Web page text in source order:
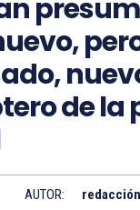
de la
AUTOR: redacción